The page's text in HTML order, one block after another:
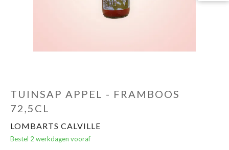
TUINSAP APPEL - FRAMBOOS
72,5CL
LOMBARTS CALVILLE
Bestel 2 werkdagen vooraf